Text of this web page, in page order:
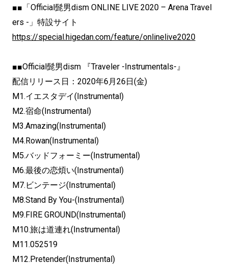
■■「Official髭男dism ONLINE LIVE 2020 – Arena Travel
ers -」特設サイト
https://special.higedan.com/feature/onlinelive2020
■■Official髭男dism 『Traveler -Instrumentals-』
配信リリース日：2020年6月26日(金)
M1.イエスタデイ(Instrumental)
M2.宿命(Instrumental)
M3.Amazing(Instrumental)
M4.Rowan(Instrumental)
M5.バッドフォーミー(Instrumental)
M6.最後の恋煩い(Instrumental)
M7.ビンテージ(Instrumental)
M8.Stand By You-(Instrumental)
M9.FIRE GROUND(Instrumental)
M10.旅は道連れ(Instrumental)
M11.052519
M12.Pretender(Instrumental)